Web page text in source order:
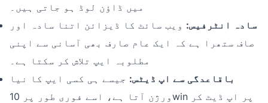
میں ڈاؤن لوڈ ہو جاتی ہیں۔
سادہ انٹرفیس: ویب سائٹ کا ڈیزائن اتنا سادہ اور
صاف ستھرا ہے کہ ایک عام صارف بھی آسانی سے اپنی
مطلوبہ ایپ تلاش کر سکتا ہے۔
باقاعدگی سے اپ ڈیٹس: جیسے ہی کسی ایپ کا نیا
ورژن آتا ہے، اسے فوری طور پر 10win پر اپ ڈیٹ کر